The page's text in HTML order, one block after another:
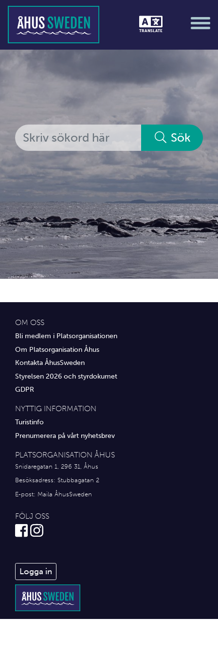
TRANSLATE
Tävlingar &amp; matcher
Alla medlemmar
Ekonomi &amp; juridik
Hantverkare
Hus &amp; hem
Ideella föreningar
Idrottsföreningar
Media
Transport
Övrig service
Sök
OM OSS
Bli medlem i Platsorganisationen
Om Platsorganisation Åhus
Kontakta ÅhusSweden
Styrelsen 2026 och styrdokumet
GDPR
NYTTIG INFORMATION
Turistinfo
Prenumerera på vårt nyhetsbrev
PLATSORGANISATION ÅHUS
Snidaregatan 1, 296 31, Åhus
Besöksadress: Stubbagatan 2
E-post: Maila ÅhusSweden
FÖLJ OSS
Logga in